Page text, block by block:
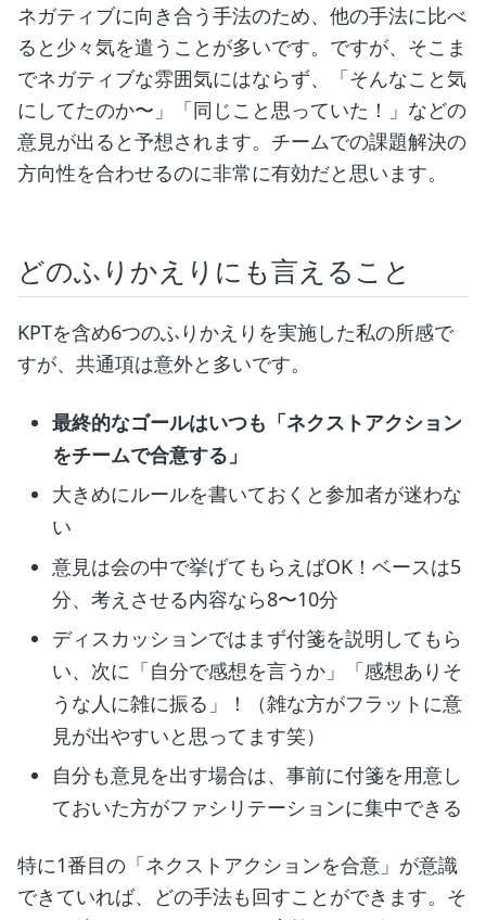
ネガティブに向き合う手法のため、他の手法に比べ
ると少々気を遣うことが多いです。ですが、そこま
でネガティブな雰囲気にはならず、「そんなこと気
にしてたのか〜」「同じこと思っていた！」などの
意見が出ると予想されます。チームでの課題解決の
方向性を合わせるのに非常に有効だと思います。
どのふりかえりにも言えること
KPTを含め6つのふりかえりを実施した私の所感で
すが、共通項は意外と多いです。
最終的なゴールはいつも「ネクストアクション
をチームで合意する」
大きめにルールを書いておくと参加者が迷わな
い
意見は会の中で挙げてもらえばOK！ベースは5
分、考えさせる内容なら8〜10分
ディスカッションではまず付箋を説明してもら
い、次に「自分で感想を言うか」「感想ありそ
うな人に雑に振る」！（雑な方がフラットに意
見が出やすいと思ってます笑）
自分も意見を出す場合は、事前に付箋を用意し
ておいた方がファシリテーションに集中できる
特に1番目の「ネクストアクションを合意」が意識
できていれば、どの手法も回すことができます。そ